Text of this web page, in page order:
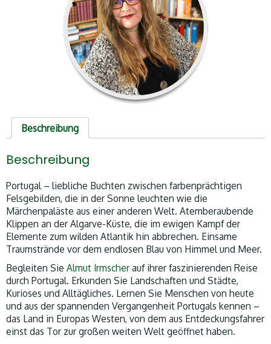
Beschreibung
Beschreibung
Portugal – liebliche Buchten zwischen farbenprächtigen
Felsgebilden, die in der Sonne leuchten wie die
Märchenpaläste aus einer anderen Welt. Atemberaubende
Klippen an der Algarve-Küste, die im ewigen Kampf der
Elemente zum wilden Atlantik hin abbrechen. Einsame
Traumstrände vor dem endlosen Blau von Himmel und Meer.
Begleiten Sie Almut Irmscher auf ihrer faszinierenden Reise
durch Portugal. Erkunden Sie Landschaften und Städte,
Kurioses und Alltägliches. Lernen Sie Menschen von heute
und aus der spannenden Vergangenheit Portugals kennen –
das Land in Europas Westen, von dem aus Entdeckungsfahrer
einst das Tor zur großen weiten Welt geöffnet haben.